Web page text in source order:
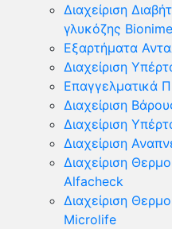
Διαχείριση
γλυκόζης Bionime
Εξαρτήματα
Διαχείριση
Επαγγελματικά
Διαχείριση
Διαχείριση
Διαχείριση
Διαχείριση
Alfacheck
Διαχείριση
Microlife